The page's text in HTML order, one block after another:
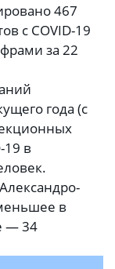
467
с COVID-19
за 22
года (с
19 в
в
— 34